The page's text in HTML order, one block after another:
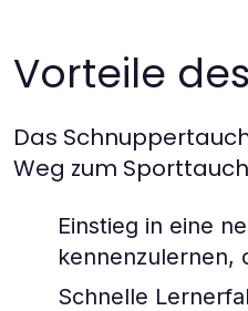
Vorteile
Das
Weg zum
Einstieg in eine
kennenzulernen,
Schnelle